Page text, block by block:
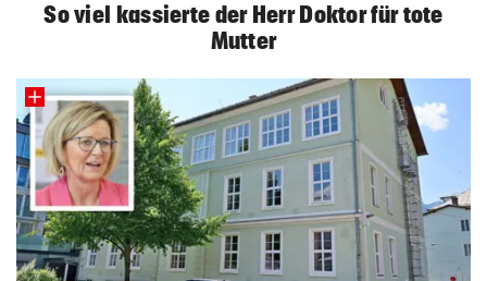
So viel kassierte der Herr Doktor für tote
Mutter